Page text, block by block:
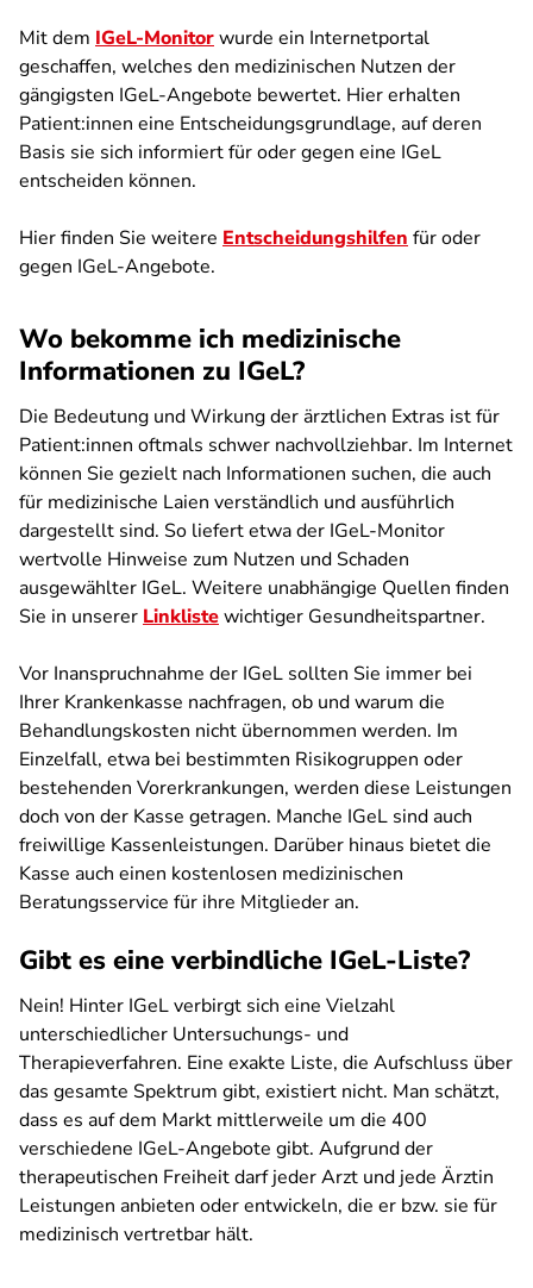
Mit dem IGeL-Monitorwurde ein Internetportal
geschaffen, welches den medizinischen Nutzen der
gängigsten IGeL-Angebote bewertet. Hier erhalten
Patient:innen eine Entscheidungsgrundlage, auf deren
Basis sie sich informiert für oder gegen eine IGeL
entscheiden können.
Hier finden Sie weitere Entscheidungshilfen für oder
gegen IGeL-Angebote.
Wo bekomme ich medizinische
Informationen zu IGeL?
Die Bedeutung und Wirkung der ärztlichen Extras ist für
Patient:innen oftmals schwer nachvollziehbar. Im Internet
können Sie gezielt nach Informationen suchen, die auch
für medizinische Laien verständlich und ausführlich
dargestellt sind. So liefert etwa der IGeL-Monitor
wertvolle Hinweise zum Nutzen und Schaden
ausgewählter IGeL. Weitere unabhängige Quellen finden
Sie in unserer Linklistewichtiger Gesundheitspartner.
Vor Inanspruchnahme der IGeL sollten Sie immer bei
Ihrer Krankenkasse nachfragen, ob und warum die
Behandlungskosten nicht übernommen werden. Im
Einzelfall, etwa bei bestimmten Risikogruppen oder
bestehenden Vorerkrankungen, werden diese Leistungen
doch von der Kasse getragen. Manche IGeL sind auch
freiwillige Kassenleistungen. Darüber hinaus bietet die
Kasse auch einen kostenlosen medizinischen
Beratungsservice für ihre Mitglieder an.
Gibt es eine verbindliche IGeL-Liste?
Nein! Hinter IGeL verbirgt sich eine Vielzahl
unterschiedlicher Untersuchungs- und
Therapieverfahren. Eine exakte Liste, die Aufschluss über
das gesamte Spektrum gibt, existiert nicht. Man schätzt,
dass es auf dem Markt mittlerweile um die 400
verschiedene IGeL-Angebote gibt. Aufgrund der
therapeutischen Freiheit darf jeder Arzt und jede Ärztin
Leistungen anbieten oder entwickeln, die er bzw. sie für
medizinisch vertretbar hält.